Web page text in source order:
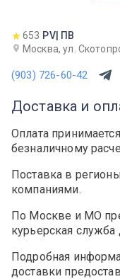
653 PV| ПВ
Москва, ул.
(903) 726-60-42
Доставка и
Оплата
безналичному
Поставка в
компаниями.
По Москве и МО
курьерская служба
Подробная
доставки